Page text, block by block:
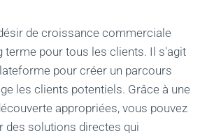
de croissance commerciale
terme pour tous les clients. Il s'agit
pour créer un parcours
les clients potentiels. Grâce à une
appropriées, vous pouvez
des solutions directes qui